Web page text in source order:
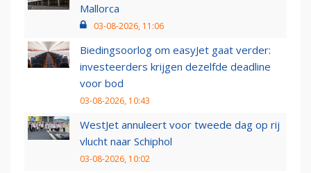
Mallorca
03-08-2026, 11:06
Biedingsoorlog om easyJet gaat verder:
investeerders krijgen dezelfde deadline
voor bod
03-08-2026, 10:43
WestJet annuleert voor tweede dag op rij
vlucht naar Schiphol
03-08-2026, 10:02